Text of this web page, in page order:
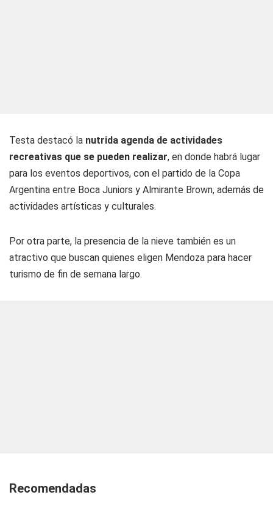
Testa destacó la nutrida agenda de actividades
recreativas que se pueden realizar, en donde habrá lugar
para los eventos deportivos, con el partido de la Copa
Argentina entre Boca Juniors y Almirante Brown, además de
actividades artísticas y culturales.
Por otra parte, la presencia de la nieve también es un
atractivo que buscan quienes eligen Mendoza para hacer
turismo de fin de semana largo.
Recomendadas